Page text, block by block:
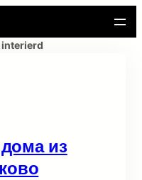
из